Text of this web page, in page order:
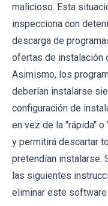
malicioso. Esta
inspecciona con
descarga de
ofertas de instalación
Asimismo, los
deberían instalarse
configuración de
en vez de la "rápida"
y permitirá descartar
pretendían instalarse.
las siguientes
eliminar este